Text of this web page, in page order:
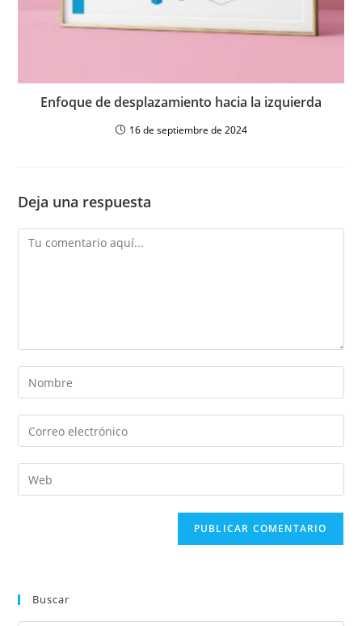
Enfoque de desplazamiento hacia la izquierda
16 de septiembre de 2024
Deja una respuesta
Buscar